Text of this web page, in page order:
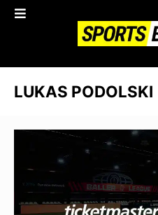
LUKAS PODOLSKI